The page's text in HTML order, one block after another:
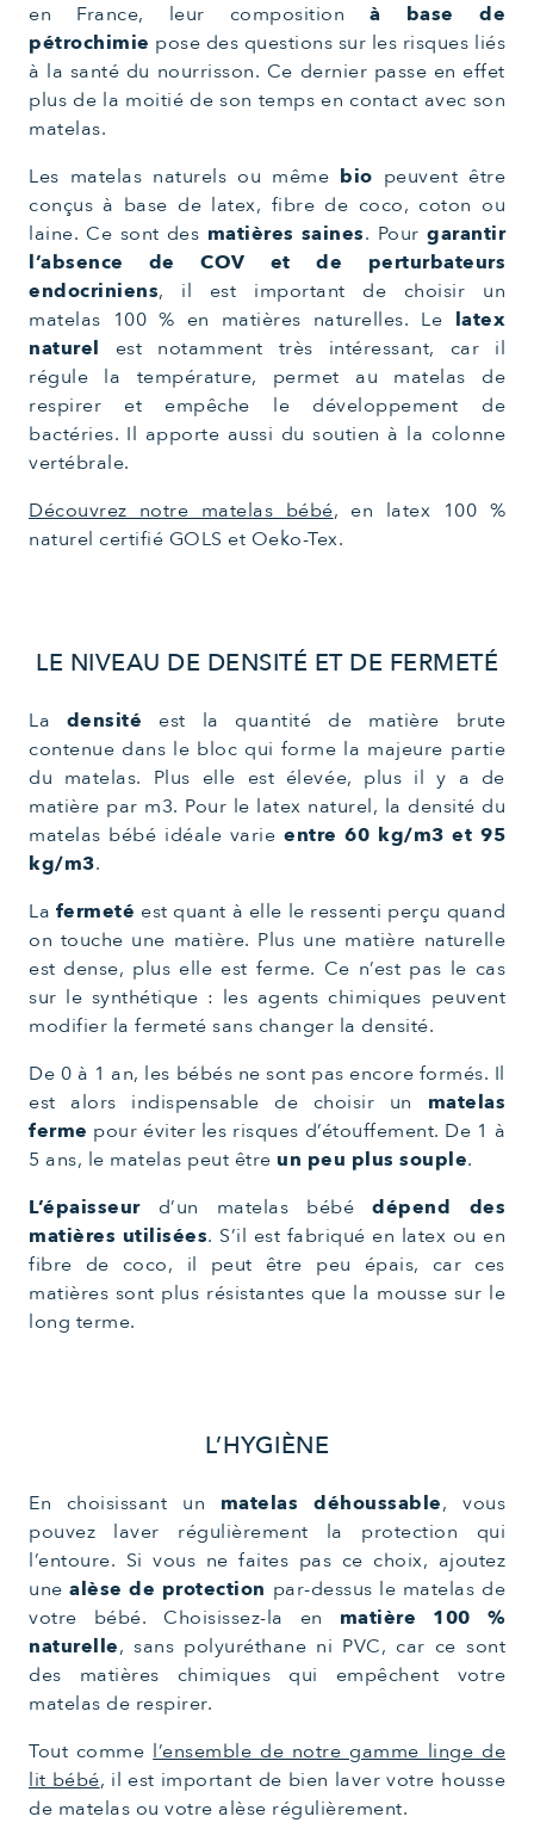
en France, leur compositionà base de
pétrochimie pose des questions sur les risques liés
à la santé du nourrisson. Ce dernier passe en effet
plus de la moitié de son temps en contact avec son
matelas.
Les matelas naturels ou même bio peuvent être
conçus à base de latex, fibre de coco, coton ou
laine. Ce sont des matières saines. Pourgarantir
l’absence de COV et de perturbateurs
endocriniens, il est important de choisir un
matelas 100 % en matières naturelles. Le latex
naturel est notamment très intéressant, car il
régule la température, permet au matelas de
respirer et empêche le développement de
bactéries. Il apporte aussi du soutien à la colonne
vertébrale.
Découvrez notre matelas bébé, en latex 100 %
naturel certifié GOLS et Oeko-Tex.
LE NIVEAU DE DENSITÉ ET DE FERMETÉ
La densité est la quantité de matière brute
contenue dans le bloc qui forme la majeure partie
du matelas. Plus elle est élevée, plus il y a de
matière par m3. Pour le latex naturel, la densité du
matelas bébé idéale varie entre 60 kg/m3 et 95
kg/m3.
La fermeté est quant à elle le ressenti perçu quand
on touche une matière. Plus une matière naturelle
est dense, plus elle est ferme. Ce n’est pas le cas
sur le synthétique : les agents chimiques peuvent
modifier la fermeté sans changer la densité.
De 0 à 1 an, les bébés ne sont pas encore formés. Il
est alors indispensable de choisir un matelas
ferme pour éviter les risques d’étouffement. De 1 à
5 ans, le matelas peut être un peu plus souple.
L’épaisseurd’un matelas bébédépend des
matières utilisées. S’il est fabriqué en latex ou en
fibre de coco, il peut être peu épais, car ces
matières sont plus résistantes que la mousse sur le
long terme.
L’HYGIÈNE
En choisissant un matelas déhoussable, vous
pouvez laver régulièrement la protection qui
l’entoure. Si vous ne faites pas ce choix, ajoutez
unealèse de protection par-dessus le matelas de
votre bébé. Choisissez-la en matière 100 %
naturelle, sans polyuréthane ni PVC, car ce sont
des matières chimiques qui empêchent votre
matelas de respirer.
Tout comme l’ensemble de notre gamme linge de
lit bébé, il est important de bien laver votre housse
de matelas ou votre alèse régulièrement.